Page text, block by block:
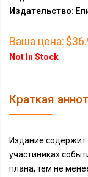
Издательство:
Ваша цена:
Not In Stock
Краткая
Издание
участиниках
плана, тем не